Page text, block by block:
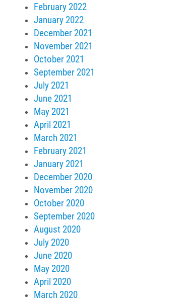
February 2022
January 2022
December 2021
November 2021
October 2021
September 2021
July 2021
June 2021
May 2021
April 2021
March 2021
February 2021
January 2021
December 2020
November 2020
October 2020
September 2020
August 2020
July 2020
June 2020
May 2020
April 2020
March 2020